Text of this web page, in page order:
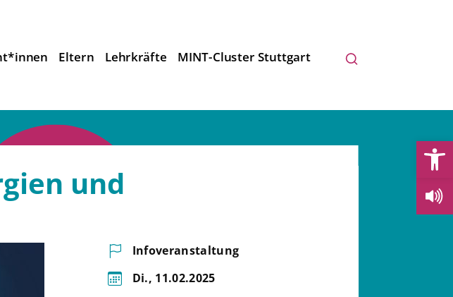
Eltern Lehrkräfte MINT-Cluster Stuttgart
und
Infoveranstaltung
Di., 11.02.2025